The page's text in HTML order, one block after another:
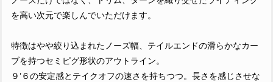
を高い次元で楽しんでいただけます。
特徴はやや絞り込まれたノーズ幅、テイルエンドの滑らかなカー
ブを持つセミピグ形状のアウトライン。
９’６の安定感とテイクオフの速さを持ちつつ。長さを感じさせな